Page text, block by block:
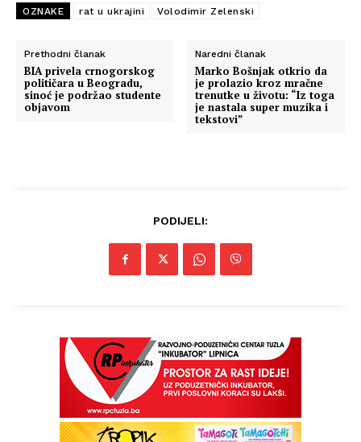
OZNAKE rat u ukrajini Volodimir Zelenski
Prethodni članak
BIA privela crnogorskog
političara u Beogradu,
sinoć je podržao studente
objavom
Naredni članak
Marko Bošnjak otkrio da
je prolazio kroz mračne
trenutke u životu: “Iz toga
je nastala super muzika i
tekstovi”
PODIJELI: